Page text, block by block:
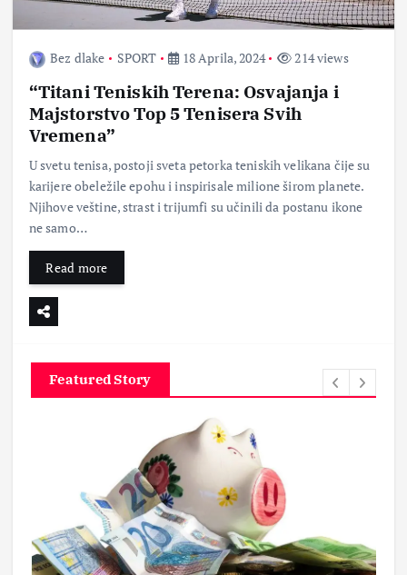
Bez dlake SPORT 18 Aprila, 2024 214 views
“Titani Teniskih Terena: Osvajanja i
Majstorstvo Top 5 Tenisera Svih
Vremena”
U svetu tenisa, postoji sveta petorka teniskih velikana čije su
karijere obeležile epohu i inspirisale milione širom planete.
Njihove veštine, strast i trijumfi su učinili da postanu ikone
ne samo…
Read more
Featured Story